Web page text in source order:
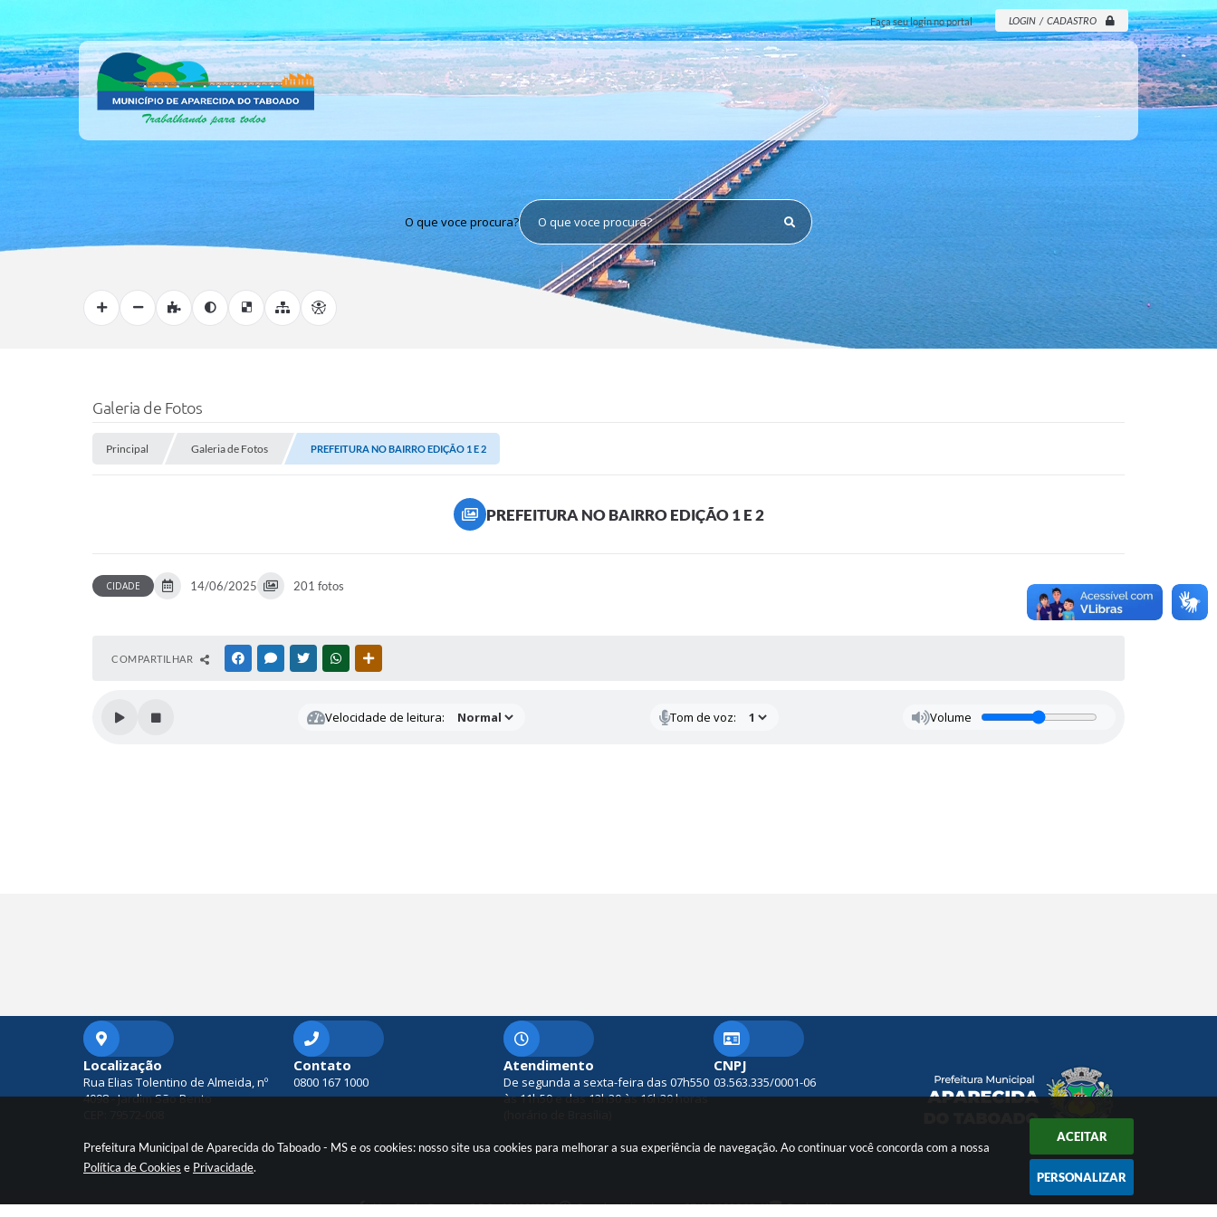
Prefeitura Municipal de Aparecida do Taboado - MS e os cookies: nosso site usa cookies para melhorar a sua experiência de navegação. Ao continuar você concorda com a nossa
Política de Cookies e Privacidade.
ACEITAR
PERSONALIZAR
Faça seu login no portal LOGIN / CADASTRO
O que voce procura?
Galeria de Fotos
Principal Galeria de Fotos PREFEITURA NO BAIRRO EDIÇÃO 1 E 2
PREFEITURA NO BAIRRO EDIÇÃO 1 E 2
CIDADE 14/06/2025 201 fotos
COMPARTILHAR FACEBOOKMESSENGER
TWITTERWHATSAPP
Velocidade de leitura: Tom de voz: Volume
Localização
Rua Elias Tolentino de Almeida, nº
4098 - Jardim São Bento
Contato
0800 167 1000
Atendimento
De segunda a sexta-feira das 07h550
às 11h50 e das 13h30 às 16h30 horas
CNPJ
03.563.335/0001-06
Versão do Sistema:3.5.3 - 19/06/2026 Portal atualizado em:07/08/2026 10:41 Dados Abertos